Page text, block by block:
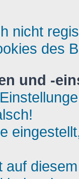
nicht
des
und -
auf